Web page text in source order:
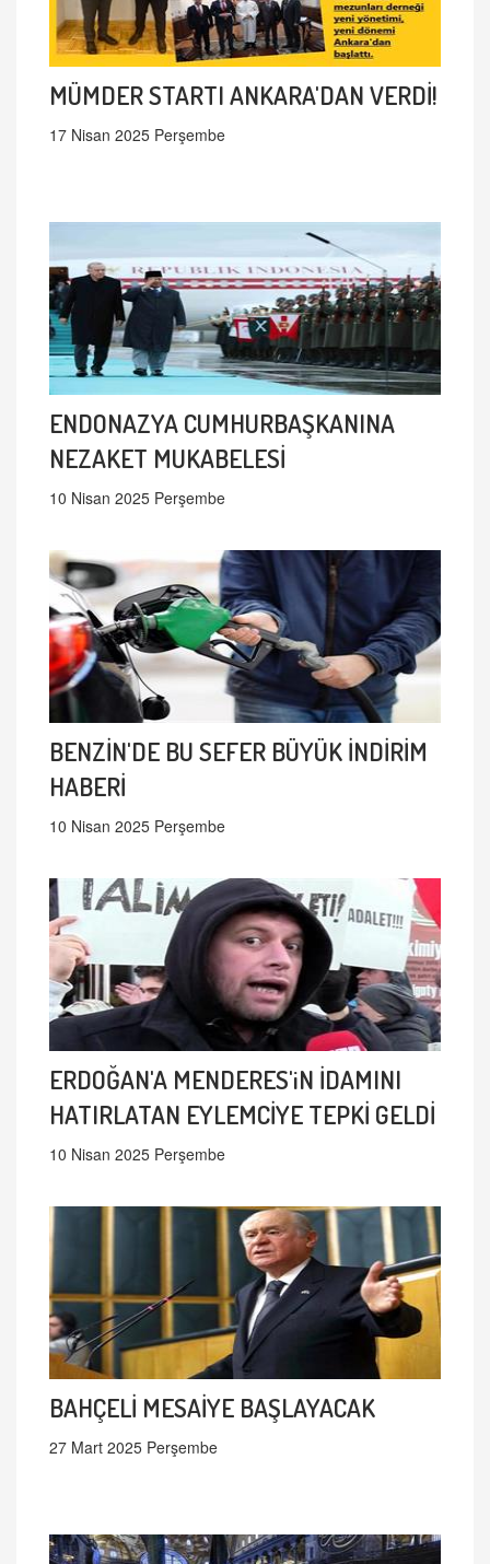
MÜMDER STARTI ANKARA'DAN VERDİ!
17 Nisan 2025 Perşembe
ENDONAZYA CUMHURBAŞKANINA
NEZAKET MUKABELESİ
10 Nisan 2025 Perşembe
BENZİN'DE BU SEFER BÜYÜK İNDİRİM
HABERİ
10 Nisan 2025 Perşembe
ERDOĞAN'A MENDERES'iN İDAMINI
HATIRLATAN EYLEMCİYE TEPKİ GELDİ
10 Nisan 2025 Perşembe
BAHÇELİ MESAİYE BAŞLAYACAK
27 Mart 2025 Perşembe